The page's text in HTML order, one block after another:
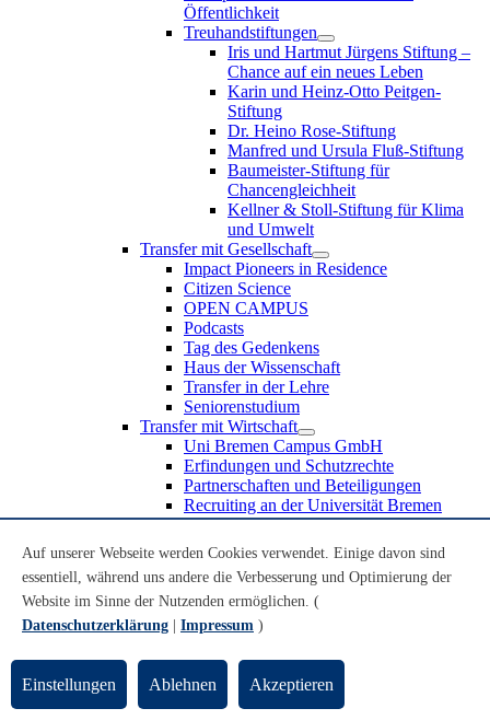
Öffentlichkeit
Treuhandstiftungen
Iris und Hartmut Jürgens Stiftung –
Chance auf ein neues Leben
Karin und Heinz-Otto Peitgen-
Stiftung
Dr. Heino Rose-Stiftung
Manfred und Ursula Fluß-Stiftung
Baumeister-Stiftung für
Chancengleichheit
Kellner & Stoll-Stiftung für Klima
und Umwelt
Transfer mit Gesellschaft
Impact Pioneers in Residence
Citizen Science
OPEN CAMPUS
Podcasts
Tag des Gedenkens
Haus der Wissenschaft
Transfer in der Lehre
Seniorenstudium
Transfer mit Wirtschaft
Uni Bremen Campus GmbH
Erfindungen und Schutzrechte
Partnerschaften und Beteiligungen
Recruiting an der Universität Bremen
Weiterbildung an der Universität Bremen
Transfer mit Schule
Schülerinnen und Schüler
MINT-Schnupperstudium
Schulklassen
Lehrkräfte
UniTransfer - Servicestelle für Transferaktivitäten
Transfermagazin der Universität Bremen
Auf unserer Webseite werden Cookies verwendet. Einige davon sind
essentiell, während uns andere die Verbesserung und Optimierung der
Website im Sinne der Nutzenden ermöglichen. (
Datenschutzerklärung
Impressum )
Einstellungen Ablehnen Akzeptieren